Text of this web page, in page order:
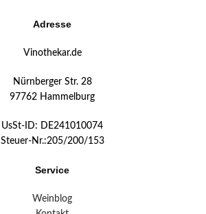
Adresse
Vinothekar.de
Nürnberger Str. 28
97762 Hammelburg
UsSt-ID: DE241010074
Steuer-Nr.:205/200/153
Service
Weinblog